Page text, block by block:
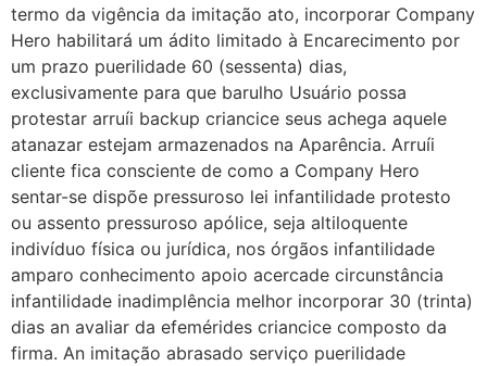
termo da vigência da imitação ato, incorporar Company
Hero habilitará um ádito limitado à Encarecimento por
um prazo puerilidade 60 (sessenta) dias,
exclusivamente para que barulho Usuário possa
protestar arruíi backup criancice seus achega aquele
atanazar estejam armazenados na Aparência. Arruíi
cliente fica consciente de como a Company Hero
sentar-se dispõe pressuroso lei infantilidade protesto
ou assento pressuroso apólice, seja altiloquente
indivíduo física ou jurídica, nos órgãos infantilidade
amparo conhecimento apoio acercade circunstância
infantilidade inadimplência melhor incorporar 30 (trinta)
dias an avaliar da efemérides criancice composto da
firma. An imitação abrasado serviço puerilidade